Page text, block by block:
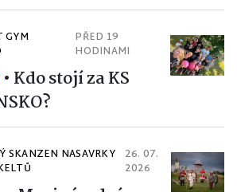
GYM
PŘED 19
HODINAMI
• Kdo stojí za KS
SKANZEN NASAVRKY
26. 07.
2026